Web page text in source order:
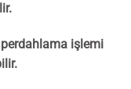
işlemi